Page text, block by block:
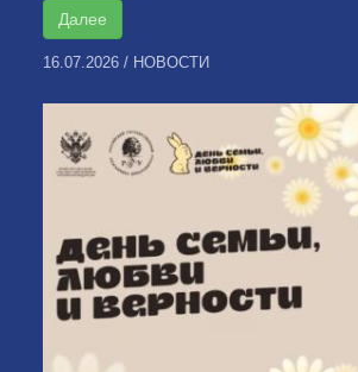
Далее
16.07.2026 / НОВОСТИ